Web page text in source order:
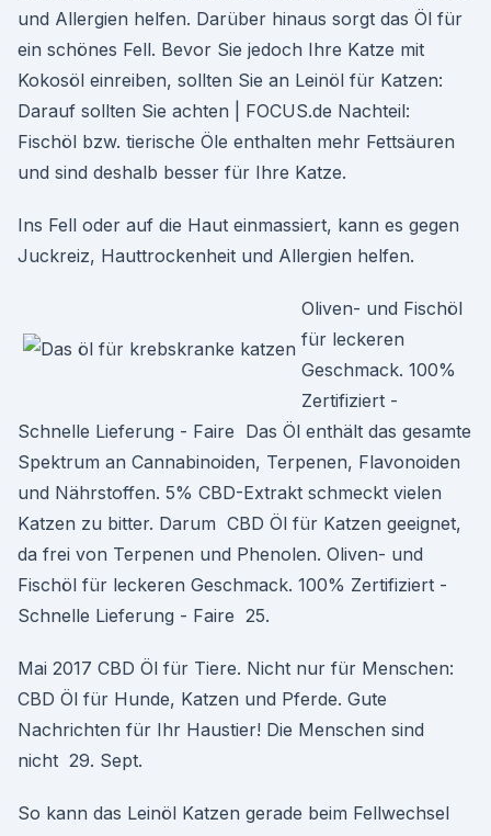
und Allergien helfen. Darüber hinaus sorgt das Öl für
ein schönes Fell. Bevor Sie jedoch Ihre Katze mit
Kokosöl einreiben, sollten Sie an Leinöl für Katzen:
Darauf sollten Sie achten | FOCUS.de Nachteil:
Fischöl bzw. tierische Öle enthalten mehr Fettsäuren
und sind deshalb besser für Ihre Katze.
Ins Fell oder auf die Haut einmassiert, kann es gegen
Juckreiz, Hauttrockenheit und Allergien helfen.
Oliven- und Fischöl
für leckeren
Geschmack. 100%
Zertifiziert -
Schnelle Lieferung - Faire Das Öl enthält das gesamte
Spektrum an Cannabinoiden, Terpenen, Flavonoiden
und Nährstoffen. 5% CBD-Extrakt schmeckt vielen
Katzen zu bitter. Darum CBD Öl für Katzen geeignet,
da frei von Terpenen und Phenolen. Oliven- und
Fischöl für leckeren Geschmack. 100% Zertifiziert -
Schnelle Lieferung - Faire 25.
Mai 2017 CBD Öl für Tiere. Nicht nur für Menschen:
CBD Öl für Hunde, Katzen und Pferde. Gute
Nachrichten für Ihr Haustier! Die Menschen sind
nicht 29. Sept.
So kann das Leinöl Katzen gerade beim Fellwechsel